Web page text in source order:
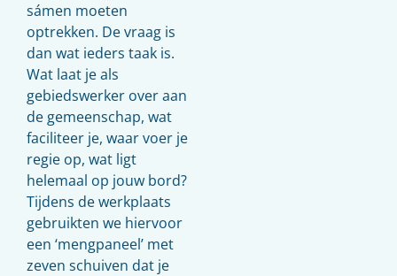
sámen moeten
optrekken. De vraag is
dan wat ieders taak is.
Wat laat je als
gebiedswerker over aan
de gemeenschap, wat
faciliteer je, waar voer je
regie op, wat ligt
helemaal op jouw bord?
Tijdens de werkplaats
gebruikten we hiervoor
een ‘mengpaneel’ met
zeven schuiven dat je